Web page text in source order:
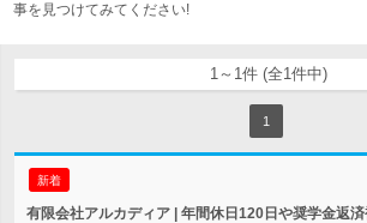
事を見つけてみてください!
1～1件 (全1件中)
1
新着
有限会社アルカディア | 年間休日120日や奨学金返